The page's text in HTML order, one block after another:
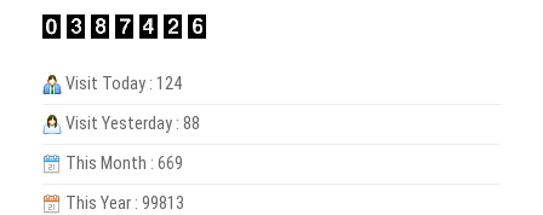
Visit Today : 124
Visit Yesterday : 88
This Month : 669
This Year : 99813